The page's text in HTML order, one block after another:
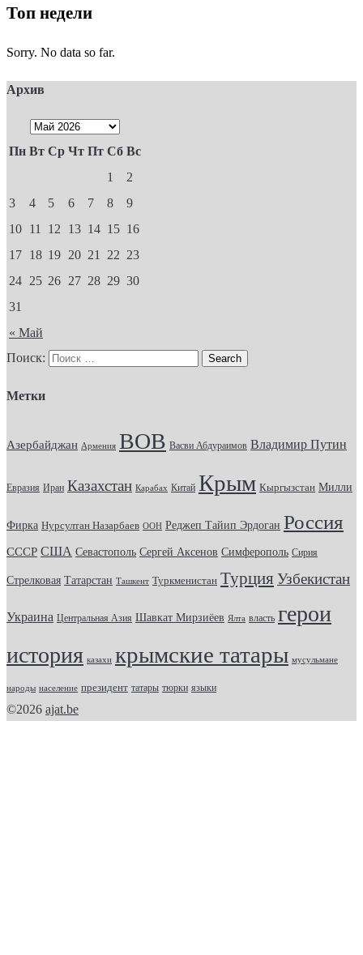
Топ недели
Sorry. No data so far.
Архив
Пн Вт Ср Чт Пт Сб Вс
« Май
1
2
3
4 5 6 7 8
9
10 11 12 13 14 15 16
17 18 19 20 21 22 23
24 25 26 27 28 29 30
31
Поиск:
Метки
Азербайджан Армения ВОВ Васви Абдураимов Владимир Путин
Евразия Иран Казахстан Карабах Китай Крым Кыргызстан Милли
Фирка Нурсултан Назарбаев ООН Реджеп Тайип Эрдоган Россия
СССР США Севастополь Сергей Аксенов Симферополь Сирия
Стрелковая Татарстан Ташкент Туркменистан Турция Узбекистан
Украина Центральная Азия Шавкат Мирзиёев Ялта власть герои
история казахи крымские татары мусульмане
народы население президент татары тюрки языки
©2026 ajat.be